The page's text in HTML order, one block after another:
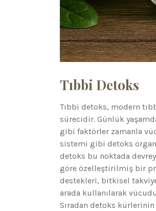
Tıbbi Detoks
Tıbbi detoks, modern
sürecidir. Günlük
gibi faktörler zamanla
sistemi gibi detoks
detoks bu noktada
göre özelleştirilmiş bir
destekleri, bitkisel
arada kullanılarak
Sıradan detoks